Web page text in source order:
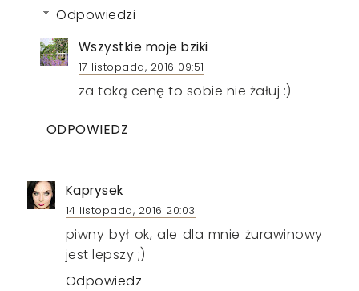
Odpowiedzi
Wszystkie moje bziki
17 listopada, 2016 09:51
za taką cenę to sobie nie żałuj :)
ODPOWIEDZ
Kaprysek
14 listopada, 2016 20:03
piwny był ok, ale dla mnie żurawinowy
jest lepszy ;)
Odpowiedz